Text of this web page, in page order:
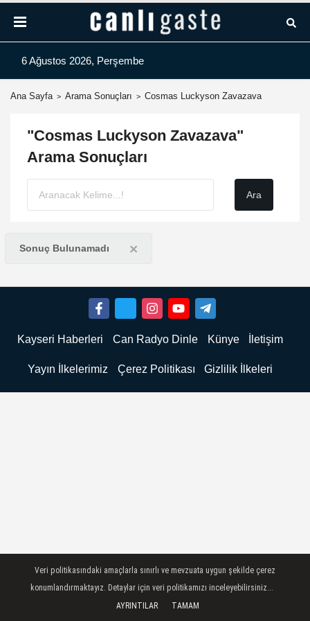
6 Ağustos 2026, Perşembe
Ana Sayfa Arama Sonuçları Cosmas Luckyson Zavazava
"Cosmas Luckyson Zavazava"
Arama Sonuçları
Sonuç Bulunamadı ×
Kayseri Haberleri Can Radyo Dinle Künye İletişim
Yayın İlkelerimiz Çerez Politikası Gizlilik İlkeleri
Veri politikasındaki amaçlarla sınırlı ve mevzuata uygun şekilde çerez
konumlandırmaktayız. Detaylar için veri politikamızı inceleyebilirsiniz...
AYRINTILAR
TAMAM